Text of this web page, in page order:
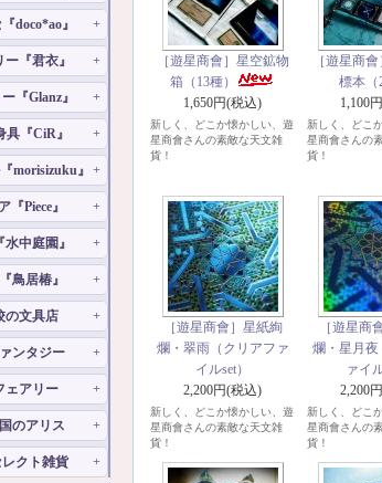
doco*ao』
『君衣』
『Glanz』
具『CiR』
morisizuku』
『Piece』
中庭園』
鳥居椿』
の文具店
ンタジー
ェアリー
のアリス
クト雑貨
［遊星商會］星空鉱物
箱（13種）
1,650円(税込)
新しく、どこか懐かしい、遊
星商會さんの素敵な天文雑
貨！
［遊星商
標本（
1,100
新しく、どこ
星商會さんの
貨！
［遊星商會］星紙絢
爛・翠雨（クリアファ
イルset）
2,200円(税込)
新しく、どこか懐かしい、遊
星商會さんの素敵な天文雑
貨！
［遊星商
爛・星月夜
ァイ
2,200
新しく、どこ
星商會さんの
貨！